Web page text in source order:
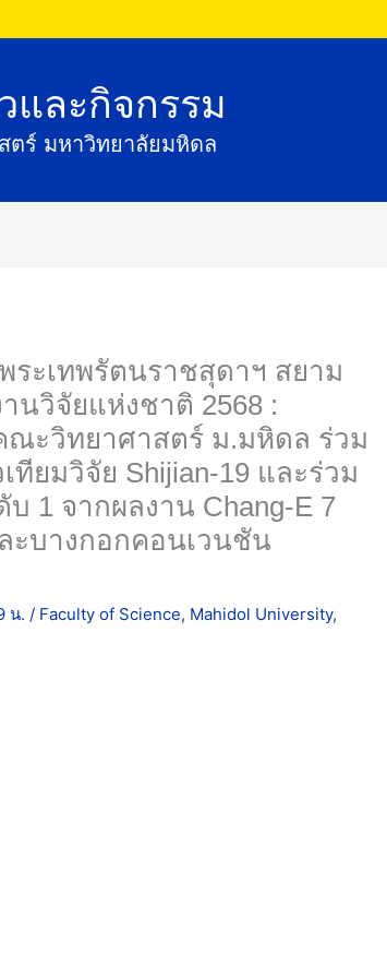
ละกิจกรรม
มหาวิทยาลัยมหิดล
พรัตนราชสุดาฯ สยามบรมราช
ติ 2568 : Thailand Research
ร่วมทูลเกล้าถวายเมล็ดข้าว
รับถ้วยรางวัลพระราชทาน ชนะ
ณ โรงแรมเซ็นทาราแกรนด์
ด์ กรุงเทพฯ
น.